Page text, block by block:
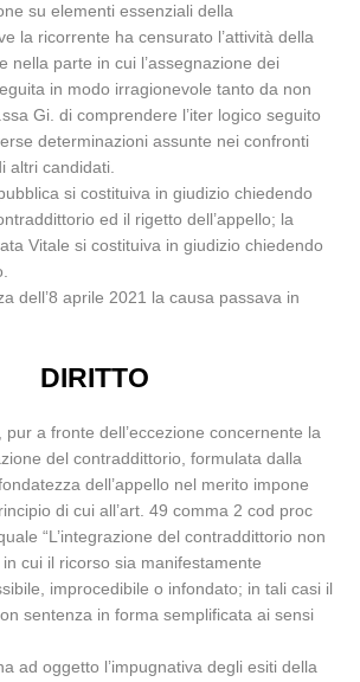
su elementi essenziali della
la ricorrente ha censurato l’attività della
nella parte in cui l’assegnazione dei
in modo irragionevole tanto da non
Gi. di comprendere l’iter logico seguito
determinazioni assunte nei confronti
altri candidati.
si costituiva in giudizio chiedendo
ed il rigetto dell’appello; la
Vitale si costituiva in giudizio chiedendo
dell’8 aprile 2021 la causa passava in
DIRITTO
a fronte dell’eccezione concernente la
del contraddittorio, formulata dalla
dell’appello nel merito impone
di cui all’art. 49 comma 2 cod proc
“L’integrazione del contraddittorio non
cui il ricorso sia manifestamente
improcedibile o infondato; in tali casi il
sentenza in forma semplificata ai sensi
ad oggetto l’impugnativa degli esiti della